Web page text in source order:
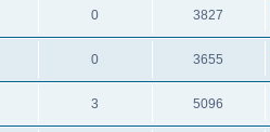
0 3827
0 3655
3 5096